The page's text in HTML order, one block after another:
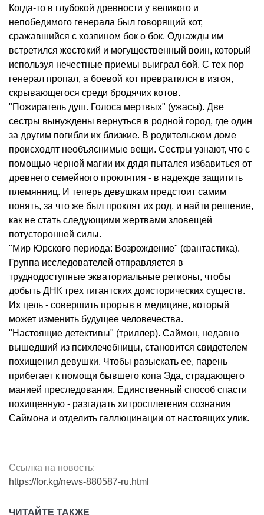
Когда-то в глубокой древности у великого и
непобедимого генерала был говорящий кот,
сражавшийся с хозяином бок о бок. Однажды им
встретился жестокий и могущественный воин, который
используя нечестные приемы выиграл бой. С тех пор
генерал пропал, а боевой кот превратился в изгоя,
скрывающегося среди бродячих котов.
"Пожиратель душ. Голоса мертвых" (ужасы). Две
сестры вынуждены вернуться в родной город, где один
за другим погибли их близкие. В родительском доме
происходят необъяснимые вещи. Сестры узнают, что с
помощью черной магии их дядя пытался избавиться от
древнего семейного проклятия - в надежде защитить
племянниц. И теперь девушкам предстоит самим
понять, за что же был проклят их род, и найти решение,
как не стать следующими жертвами зловещей
потусторонней силы.
"Мир Юрского периода: Возрождение" (фантастика).
Группа исследователей отправляется в
труднодоступные экваториальные регионы, чтобы
добыть ДНК трех гигантских доисторических существ.
Их цель - совершить прорыв в медицине, который
может изменить будущее человечества.
"Настоящие детективы" (триллер). Саймон, недавно
вышедший из психлечебницы, становится свидетелем
похищения девушки. Чтобы разыскать ее, парень
прибегает к помощи бывшего копа Эда, страдающего
манией преследования. Единственный способ спасти
похищенную - разгадать хитросплетения сознания
Саймона и отделить галлюцинации от настоящих улик.
Ссылка на новость:
https://for.kg/news-880587-ru.html
ЧИТАЙТЕ ТАКЖЕ